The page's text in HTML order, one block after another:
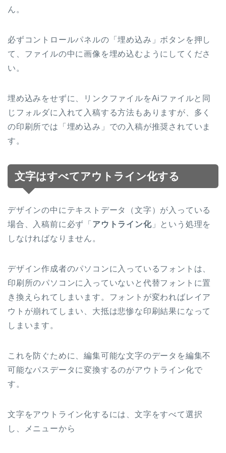
ん。
必ずコントロールパネルの「埋め込み」ボタンを押し
て、ファイルの中に画像を埋め込むようにしてくださ
い。
埋め込みをせずに、リンクファイルをAiファイルと同
じフォルダに入れて入稿する方法もありますが、多く
の印刷所では「埋め込み」での入稿が推奨されていま
す。
文字はすべてアウトライン化する
デザインの中にテキストデータ（文字）が入っている
場合、入稿前に必ず「 アウトライン化」という処理を
しなければなりません。
デザイン作成者のパソコンに入っているフォントは、
印刷所のパソコンに入っていないと代替フォントに置
き換えられてしまいます。フォントが変わればレイア
ウトが崩れてしまい、大抵は悲惨な印刷結果になって
しまいます。
これを防ぐために、編集可能な文字のデータを編集不
可能なパスデータに変換するのがアウトライン化で
す。
文字をアウトライン化するには、文字をすべて選択
し、メニューから